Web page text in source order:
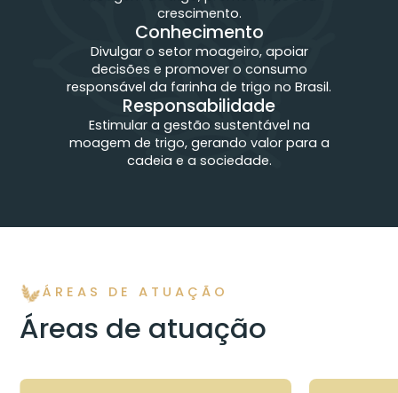
crescimento.
Conhecimento
Divulgar o setor moageiro, apoiar
decisões e promover o consumo
responsável da farinha de trigo no Brasil.
Responsabilidade
Estimular a gestão sustentável na
moagem de trigo, gerando valor para a
cadeia e a sociedade.
ÁREAS DE ATUAÇÃO
Áreas de atuação